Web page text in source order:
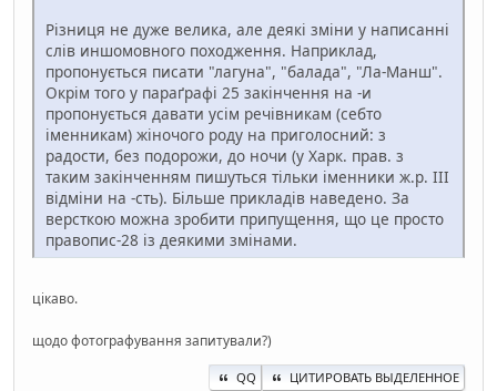
Різниця не дуже велика, але деякі зміни у написанні
слів иншомовного походження. Наприклад,
пропонується писати "лагуна", "балада", "Ла-Манш".
Окрім того у параґрафі 25 закінчення на -и
пропонується давати усім речівникам (себто
іменникам) жіночого роду на приголосний: з
радости, без подорожи, до ночи (у Харк. прав. з
таким закінченням пишуться тільки іменники ж.р. ІІІ
відміни на -сть). Більше прикладів наведено. За
версткою можна зробити припущення, що це просто
правопис-28 із деякими змінами.
цікаво.
щодо фотографування запитували?)
QQ ЦИТИРОВАТЬ ВЫДЕЛЕННОЕ